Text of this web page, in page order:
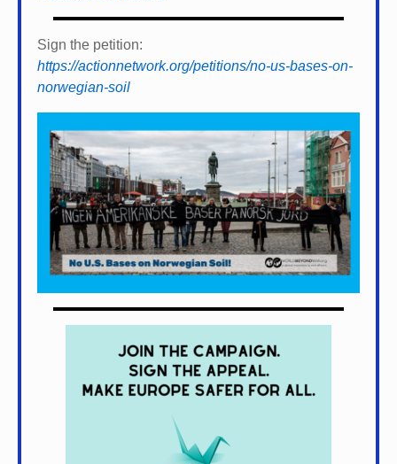
Sign the petition:
https://actionnetwork.org/petitions/no-us-bases-on-
norwegian-soil